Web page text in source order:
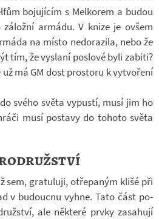
bo­ju­jí­cím s Mel­ko­rem a budou
ar­mádu. V knize je ovšem
na místo ne­do­ra­zila, nebo že
tím, že vy­slaní po­slové byli za­biti?
už má GM dost pro­storu k vy­tvo­ření
svého světa vy­pustí, musí jim ho
musí po­stavy do to­hoto světa
sem, gra­tu­luji, otře­pa­ným klišé při
v bu­doucnu vyhne. Tato část po­
ale ně­které prvky za­sa­hují